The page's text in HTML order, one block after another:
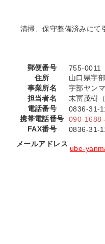
清掃、保守整備済みにて
郵便番号
755-0011
住所
山口県宇
事業所名
宇部ヤン
担当者名
末冨茂樹
電話番号
0836-31-
携帯電話番号
090-
FAX番号
0836-31-
メールアドレス
ube-